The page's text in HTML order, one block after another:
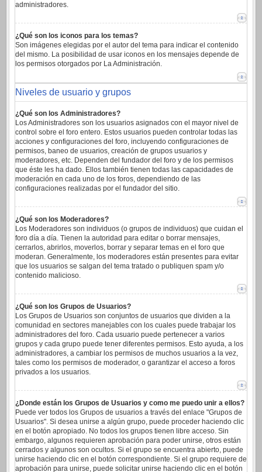
administradores.
¿Qué son los iconos para los temas?
Son imágenes elegidas por el autor del tema para indicar el contenido
del mismo. La posibilidad de usar iconos en los mensajes depende de
los permisos otorgados por La Administración.
Niveles de usuario y grupos
¿Qué son los Administradores?
Los Administradores son los usuarios asignados con el mayor nivel de
control sobre el foro entero. Estos usuarios pueden controlar todas las
acciones y configuraciones del foro, incluyendo configuraciones de
permisos, baneo de usuarios, creación de grupos usuarios y
moderadores, etc. Dependen del fundador del foro y de los permisos
que éste les ha dado. Ellos también tienen todas las capacidades de
moderación en cada uno de los foros, dependiendo de las
configuraciones realizadas por el fundador del sitio.
¿Qué son los Moderadores?
Los Moderadores son individuos (o grupos de individuos) que cuidan el
foro día a día. Tienen la autoridad para editar o borrar mensajes,
cerrarlos, abrirlos, moverlos, borrar y separar temas en el foro que
moderan. Generalmente, los moderadores están presentes para evitar
que los usuarios se salgan del tema tratado o publiquen spam y/o
contenido malicioso.
¿Qué son los Grupos de Usuarios?
Los Grupos de Usuarios son conjuntos de usuarios que dividen a la
comunidad en sectores manejables con los cuales puede trabajar los
administradores del foro. Cada usuario puede pertenecer a varios
grupos y cada grupo puede tener diferentes permisos. Esto ayuda, a los
administradores, a cambiar los permisos de muchos usuarios a la vez,
tales como los permisos de moderador, o garantizar el acceso a foros
privados a los usuarios.
¿Donde están los Grupos de Usuarios y como me puedo unir a ellos?
Puede ver todos los Grupos de usuarios a través del enlace "Grupos de
Usuarios". Si desea unirse a algún grupo, puede proceder haciendo clic
en el botón apropiado. No todos los grupos tienen libre acceso. Sin
embargo, algunos requieren aprobación para poder unirse, otros están
cerrados y algunos son ocultos. Si el grupo se encuentra abierto, puede
unirse haciendo clic en el botón correspondiente. Si el grupo requiere de
aprobación para unirse, puede solicitar unirse haciendo clic en el botón